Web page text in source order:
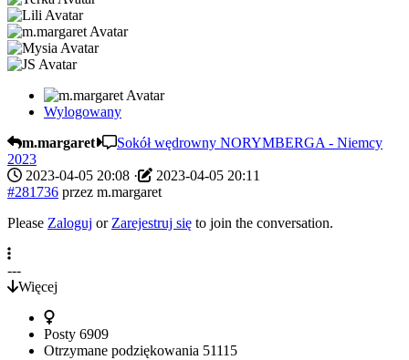
Wylogowany
m.margaret
Sokół wędrowny NORYMBERGA - Niemcy
2023
2023-04-05 20:08 ·
2023-04-05 20:11
#281736 przez m.margaret
Please Zaloguj or Zarejestruj się to join the conversation.
---
Więcej
Posty 6909
Otrzymane podziękowania 51115